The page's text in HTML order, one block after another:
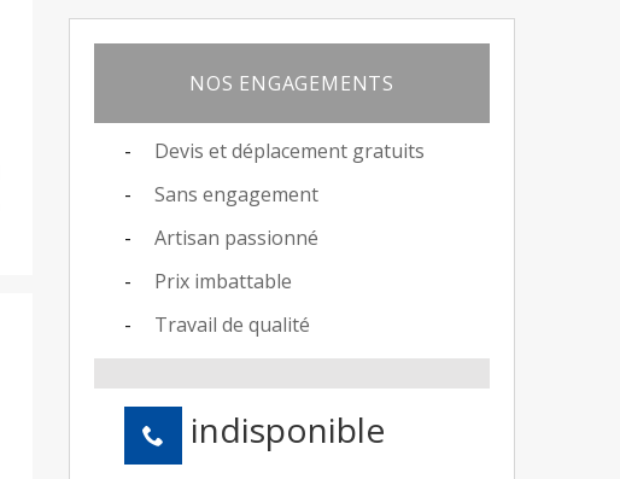
NOS ENGAGEMENTS
Devis et déplacement gratuits
Sans engagement
Artisan passionné
Prix imbattable
Travail de qualité
indisponible